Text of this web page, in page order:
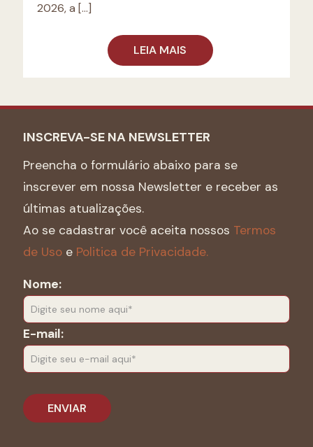
2026, a […]
LEIA MAIS
INSCREVA-SE NA NEWSLETTER
Preencha o formulário abaixo para se
inscrever em nossa Newsletter e receber as
últimas atualizações.
Ao se cadastrar você aceita nossos Termos
de Uso e Politica de Privacidade.
Nome:
E-mail: